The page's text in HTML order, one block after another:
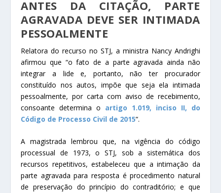
ANTES DA CITAÇÃO, PARTE
AGRAVADA DEVE SER INTIMADA
PESSOALMENTE
Relatora do recurso no STJ, a ministra Nancy Andrighi
afirmou que “o fato de a parte agravada ainda não
integrar a lide e, portanto, não ter procurador
constituído nos autos, impõe que seja ela intimada
pessoalmente, por carta com aviso de recebimento,
consoante determina o artigo 1.019, inciso II, do
Código de Processo Civil de 2015“.
A magistrada lembrou que, na vigência do código
processual de 1973, o STJ, sob a sistemática dos
recursos repetitivos, estabeleceu que aintimação da
parte agravada para resposta é procedimento natural
de preservação do princípio do contraditório; e que